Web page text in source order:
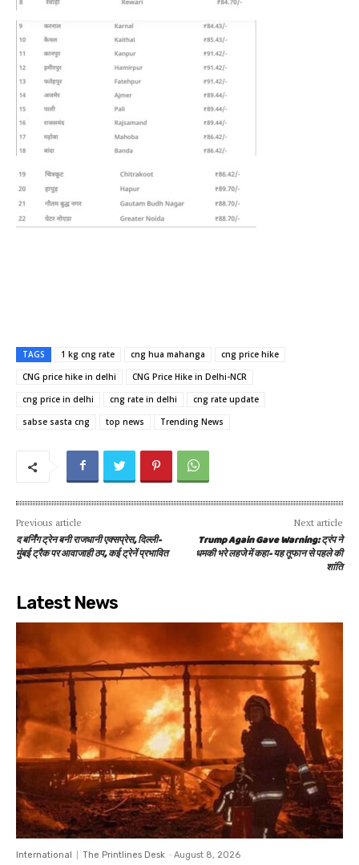
TAGS 1 kg cng rate cng hua mahanga
cng price hike
CNG price hike in delhi
CNG Price Hike in Delhi-NCR
cng price in delhi
cng rate in delhi
cng rate update
sabse sasta cng
top news Trending News
Previous article
द बर्निंग ट्रेन बनी राजधानी एक्सप्रेस, दिल्ली-
मुंबई ट्रैक पर आवाजाही ठप, कई ट्रेनें प्रभावित
Next article
Trump Again Gave Warning: ट्रंप ने
धमकी भरे लहजे में कहा- यह तूफान से पहले की
शांति
Latest News
International The Printlines Desk - August 8, 2026